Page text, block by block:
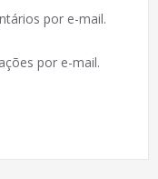
por e-mail.
por e-mail.